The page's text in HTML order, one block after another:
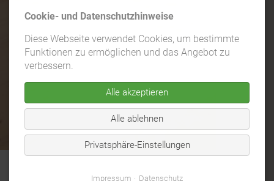
Cookie- und Datenschutzhinweise
Diese Webseite verwendet Cookies, um bestimmte
Funktionen zu ermöglichen und das Angebot zu
verbessern.
Alle akzeptieren
Alle ablehnen
Privatsphäre-Einstellungen
Impressum Datenschutz